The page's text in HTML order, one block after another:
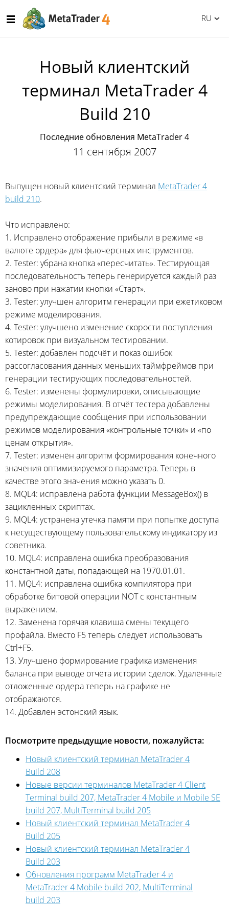
RU
Новый клиентский
терминал MetaTrader 4
Build 210
Последние обновления MetaTrader 4
11 сентября 2007
Выпущен новый клиентский терминал MetaTrader 4
build 210.
Что исправлено:
1. Исправлено отображение прибыли в режиме «в
валюте ордера» для фьючерсных инструментов.
2. Tester: убрана кнопка «пересчитать». Тестирующая
последовательность теперь генерируется каждый раз
заново при нажатии кнопки «Старт».
3. Tester: улучшен алгоритм генерации при ежетиковом
режиме моделирования.
4. Tester: улучшено изменение скорости поступления
котировок при визуальном тестировании.
5. Tester: добавлен подсчёт и показ ошибок
рассогласования данных меньших таймфреймов при
генерации тестирующих последовательностей.
6. Tester: изменены формулировки, описывающие
режимы моделирования. В отчёт тестера добавлены
предупреждающие сообщения при использовании
режимов моделирования «контрольные точки» и «по
ценам открытия».
7. Tester: изменён алгоритм формирования конечного
значения оптимизируемого параметра. Теперь в
качестве этого значения можно указать 0.
8. MQL4: исправлена работа функции MessageBox() в
зацикленных скриптах.
9. MQL4: устранена утечка памяти при попытке доступа
к несуществующему пользовательскому индикатору из
советника.
10. MQL4: исправлена ошибка преобразования
константной даты, попадающей на 1970.01.01.
11. MQL4: исправлена ошибка компилятора при
обработке битовой операции NOT с константным
выражением.
12. Заменена горячая клавиша смены текущего
профайла. Вместо F5 теперь следует использовать
Ctrl+F5.
13. Улучшено формирование графика изменения
баланса при выводе отчёта истории сделок. Удалённые
отложенные ордера теперь на графике не
отображаются.
14. Добавлен эстонский язык.
Посмотрите предыдущие новости, пожалуйста:
Новый клиентский терминал MetaTrader 4
Build 208
Новые версии терминалов MetaTrader 4 Client
Terminal build 207, MetaTrader 4 Mobile и Mobile SE
build 207, MultiTerminal build 205
Новый клиентский терминал MetaTrader 4
Build 205
Новый клиентский терминал MetaTrader 4
Build 203
Обновления программ MetaTrader 4 и
MetaTrader 4 Mobile build 202, MultiTerminal
build 203